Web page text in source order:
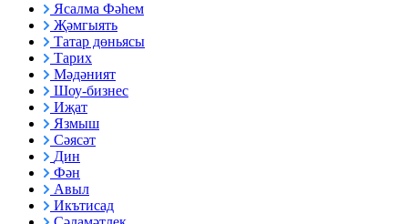
Ясалма Фәһем
Җәмгыять
Татар дөньясы
Тарих
Мәдәният
Шоу-бизнес
Иҗат
Язмыш
Сәясәт
Дин
Фән
Авыл
Икътисад